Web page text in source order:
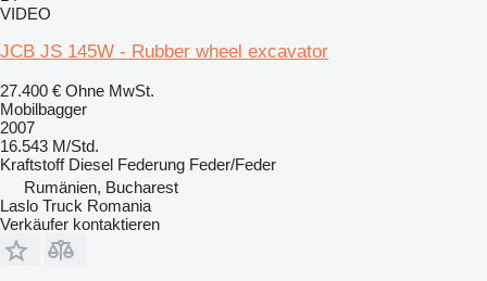
VIDEO
JCB JS 145W - Rubber wheel excavator
27.400 € Ohne MwSt.
Mobilbagger
2007
16.543 M/Std.
Kraftstoff Diesel Federung Feder/Feder
Rumänien, Bucharest
Laslo Truck Romania
Verkäufer kontaktieren